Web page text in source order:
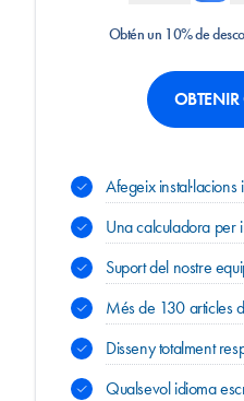
Obtén un 10% de
Afegeix instal·lacions
Una calculadora per
Suport del nostre
Més de 130 articles
Disseny totalment
Qualsevol idioma